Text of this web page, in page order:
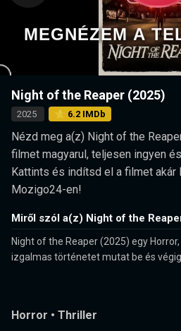
MEGNÉZEM A
Night of the Reaper (2025)
2025 ⭐ 6.2 IMDb
Nézd meg a(z) Night of the
filmet magyarul, teljesen ingyen
Kattints és indítsd el a filmet akár
Mozigo24-en!
Miről szól a(z) Night of the
Night of the Reaper (2025) egy
izgalmas történetet mutat be és
Horror • Thriller